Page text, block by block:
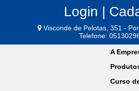
Login |
Visconde de Pelotas, 351 -
Telefone:
A
Curso